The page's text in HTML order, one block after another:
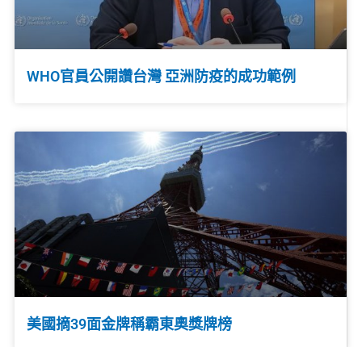
WHO官員公開讚台灣 亞洲防疫的成功範例
美國摘39面金牌稱霸東奧獎牌榜